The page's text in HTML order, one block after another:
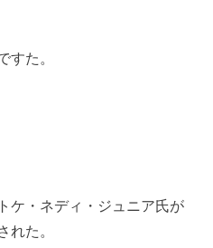
すた。
ケ・ネディ・ジュニア氏が
れた。